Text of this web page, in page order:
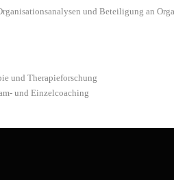
und Beteiligung an
und Therapieforschung
und Einzelcoaching